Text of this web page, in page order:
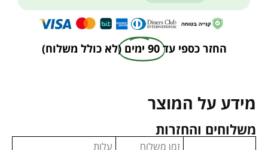
החזר כספי עד 90 ימים (לא כולל משלוח)
מידע על המוצר
משלוחים והחזרות
זמן משלוח
עלות